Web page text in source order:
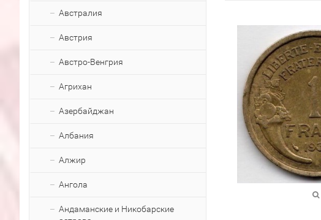
Австралия
Австрия
Австро-Венгрия
Агрихан
Азербайджан
Албания
Алжир
Ангола
Андаманские и Никобарские